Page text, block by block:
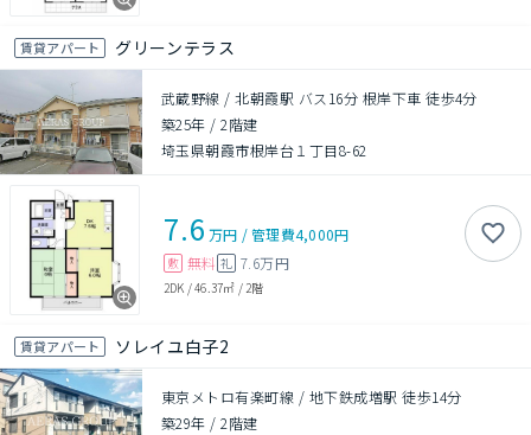
賃貸アパート グリーンテラス
武蔵野線 / 北朝霞駅 バス16分 根岸下車 徒歩4分
築25年 /2階建
埼玉県朝霞市根岸台１丁目8-62
7.6 万円 /管理費4,000円
敷 無料 礼 7.6万円
2DK /46.37㎡ / 2階
賃貸アパート ソレイユ白子2
東京メトロ有楽町線 / 地下鉄成増駅 徒歩14分
築29年 /2階建